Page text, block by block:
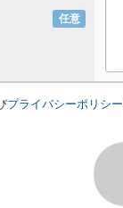
任意
プライバシーポリシー